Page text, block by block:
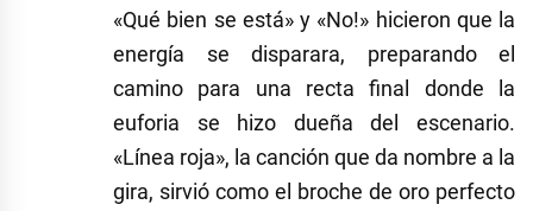
«Qué bien se está» y «No!» hicieron que la
energía se disparara, preparando el
camino para una recta final donde la
euforia se hizo dueña del escenario.
«Línea roja», la canción que da nombre a la
gira, sirvió como el broche de oro perfecto